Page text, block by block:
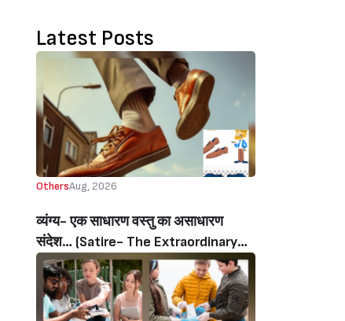
Latest Posts
OthersAug, 2026
व्यंग्य- एक साधारण वस्तु का असाधारण
संदेश… (Satire- The Extraordinary
Message Of An Ordinary Object…)